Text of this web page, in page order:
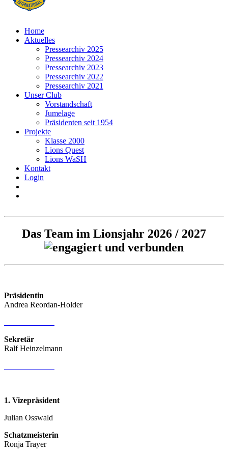
Home
Aktuelles
Pressearchiv 2025
Pressearchiv 2024
Pressearchiv 2023
Pressearchiv 2022
Pressearchiv 2021
Unser Club
Vorstandschaft
Jumelage
Präsidenten seit 1954
Projekte
Klasse 2000
Lions Quest
Lions WaSH
Kontakt
Login
Das Team im Lionsjahr 2026 / 2027
Präsidentin
Andrea Reordan-Holder
Sekretär
Ralf Heinzelmann
1. Vizepräsident
Julian Osswald
Schatzmeisterin
Ronja Trayer